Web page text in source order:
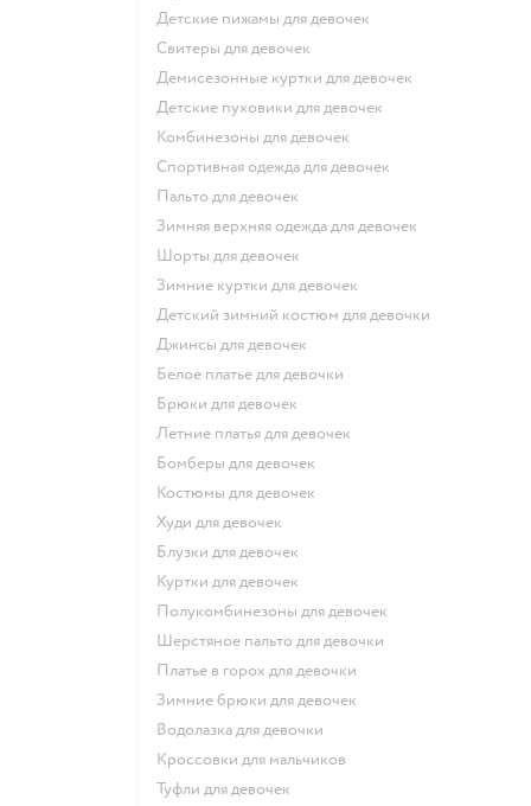
Детские пижамы для девочек
Свитеры для девочек
Демисезонные куртки для девочек
Детские пуховики для девочек
Комбинезоны для девочек
Спортивная одежда для девочек
Пальто для девочек
Зимняя верхняя одежда для девочек
Шорты для девочек
Зимние куртки для девочек
Детский зимний костюм для девочки
Джинсы для девочек
Белое платье для девочки
Брюки для девочек
Летние платья для девочек
Бомберы для девочек
Костюмы для девочек
Худи для девочек
Блузки для девочек
Куртки для девочек
Полукомбинезоны для девочек
Шерстяное пальто для девочки
Платье в горох для девочки
Зимние брюки для девочек
Водолазка для девочки
Кроссовки для мальчиков
Туфли для девочек